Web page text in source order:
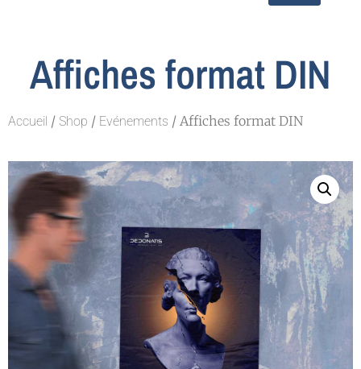
Affiches format DIN
Accueil / Shop / Evénements / Affiches format DIN